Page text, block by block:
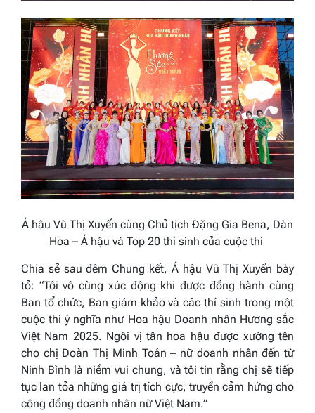
Á hậu Vũ Thị Xuyến cùng Chủ tịch Đặng Gia Bena, Dàn
Hoa – Á hậu và Top 20 thí sinh của cuộc thi
Chia sẻ sau đêm Chung kết, Á hậu Vũ Thị Xuyến bày
tỏ: “Tôi vô cùng xúc động khi được đồng hành cùng
Ban tổ chức, Ban giám khảo và các thí sinh trong một
cuộc thi ý nghĩa như Hoa hậu Doanh nhân Hương sắc
Việt Nam 2025. Ngôi vị tân hoa hậu được xướng tên
cho chị Đoàn Thị Minh Toán – nữ doanh nhân đến từ
Ninh Bình là niềm vui chung, và tôi tin rằng chị sẽ tiếp
tục lan tỏa những giá trị tích cực, truyền cảm hứng cho
cộng đồng doanh nhân nữ Việt Nam.”